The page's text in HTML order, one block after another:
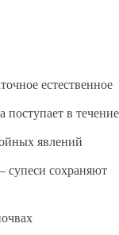
естественное
поступает в течение
явлений
супеси сохраняют